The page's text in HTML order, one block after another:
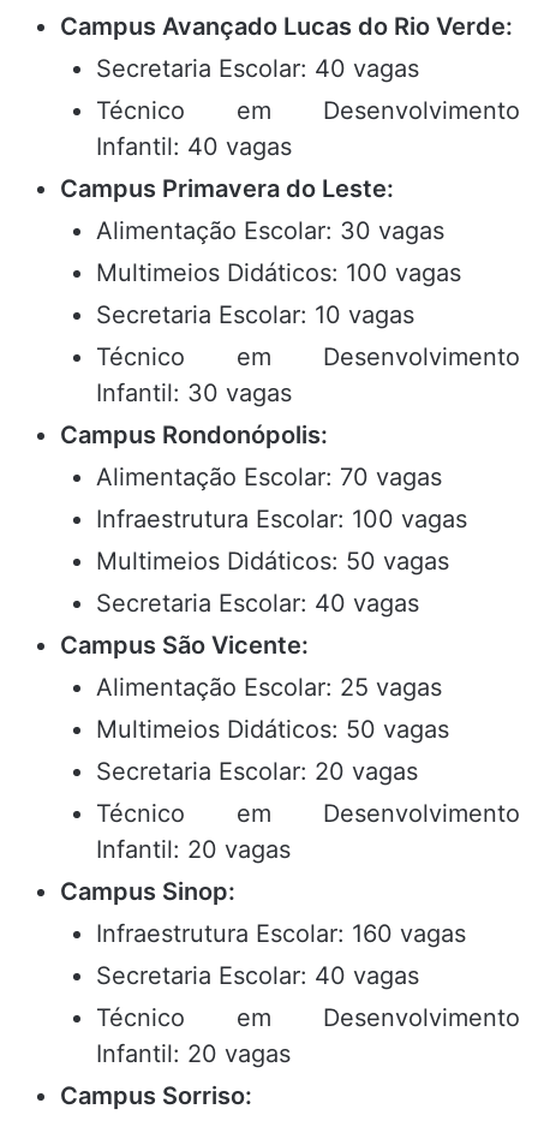
Campus Avançado Lucas do Rio Verde:
Secretaria Escolar: 40 vagas
Técnico em Desenvolvimento
Infantil: 40 vagas
Campus Primavera do Leste:
Alimentação Escolar: 30 vagas
Multimeios Didáticos: 100 vagas
Secretaria Escolar: 10 vagas
Técnico em Desenvolvimento
Infantil: 30 vagas
Campus Rondonópolis:
Alimentação Escolar: 70 vagas
Infraestrutura Escolar: 100 vagas
Multimeios Didáticos: 50 vagas
Secretaria Escolar: 40 vagas
Campus São Vicente:
Alimentação Escolar: 25 vagas
Multimeios Didáticos: 50 vagas
Secretaria Escolar: 20 vagas
Técnico em Desenvolvimento
Infantil: 20 vagas
Campus Sinop:
Infraestrutura Escolar: 160 vagas
Secretaria Escolar: 40 vagas
Técnico em Desenvolvimento
Infantil: 20 vagas
Campus Sorriso: